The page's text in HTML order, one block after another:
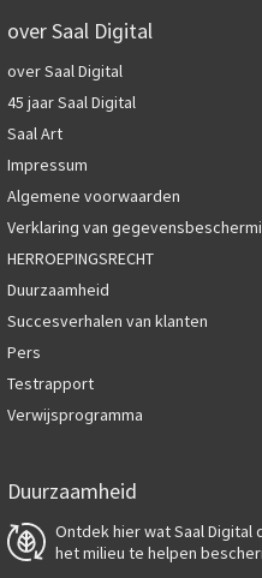
over Saal Digital
over Saal Digital
45 jaar Saal Digital
Saal Art
Impressum
Algemene voorwaarden
Verklaring van
HERROEPINGSRECHT
Duurzaamheid
Succesverhalen van klanten
Pers
Testrapport
Verwijsprogramma
Duurzaamheid
Ontdek hier wat Saal Digital
het milieu te helpen